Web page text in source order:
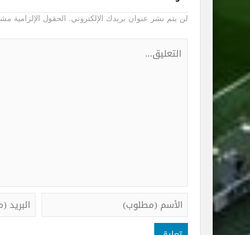
لن يتم نشر عنوان بريدك الإلكتروني. الحقول الإلزامية